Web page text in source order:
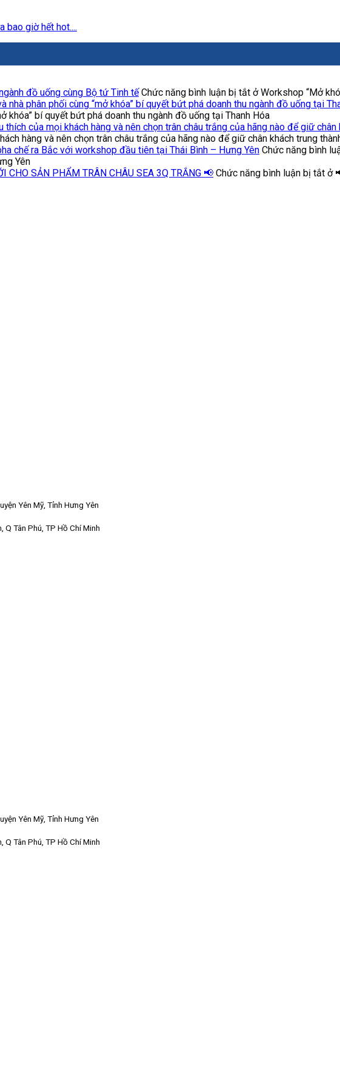
bao giờ hết hot....
đồ uống cùng Bộ tứ Tinh tế Chức năng bình luận bị tắt ở Workshop “Mở
nhà phân phối cùng “mở khóa” bí quyết bứt phá doanh thu ngành đồ uống tại
khóa” bí quyết bứt phá doanh thu ngành đồ uống tại Thanh Hóa
của mọi khách hàng và nên chọn trân châu trắng của hãng nào để giữ chân
hàng và nên chọn trân châu trắng của hãng nào để giữ chân khách trung
chế ra Bắc với workshop đầu tiên tại Thái Bình – Hưng Yên Chức năng bình
Yên
CHO SẢN PHẨM TRÂN CHÂU SEA 3Q TRẮNG 📢 Chức năng bình luận bị tắt ở
Yên Mỹ, Tỉnh Hưng Yên
Q Tân Phú, TP Hồ Chí Minh
Yên Mỹ, Tỉnh Hưng Yên
Q Tân Phú, TP Hồ Chí Minh